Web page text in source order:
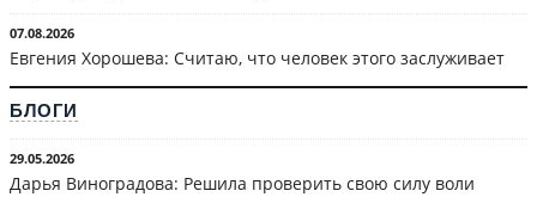
07.08.2026
Евгения Хорошева: Считаю, что человек этого заслуживает
БЛОГИ
29.05.2026
Дарья Виноградова: Решила проверить свою силу воли